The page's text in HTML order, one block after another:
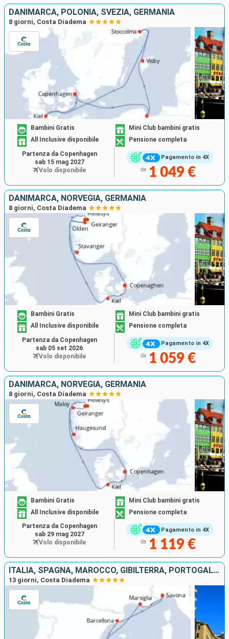
DANIMARCA, POLONIA, SVEZIA, GERMANIA
8 giorni, Costa Diadema
Pagamento in 4X
Bambini Gratis
Mini Club bambini gratis
All Inclusive disponibile
Pensione completa
da 1 049 €
Partenza da Copenhagen
sab 15 mag 2027
Volo disponibile
DANIMARCA, NORVEGIA, GERMANIA
8 giorni, Costa Diadema
Pagamento in 4X
Bambini Gratis
Mini Club bambini gratis
All Inclusive disponibile
Pensione completa
da 1 059 €
Partenza da Copenhagen
sab 05 set 2026
Volo disponibile
DANIMARCA, NORVEGIA, GERMANIA
8 giorni, Costa Diadema
Pagamento in 4X
Bambini Gratis
Mini Club bambini gratis
All Inclusive disponibile
Pensione completa
da 1 119 €
Partenza da Copenhagen
sab 29 mag 2027
Volo disponibile
ITALIA, SPAGNA, MAROCCO, GIBILTERRA, PORTOGALLO, FRANCIA
13 giorni, Costa Diadema